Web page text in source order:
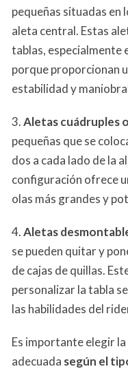
pequeñas situadas en
aleta central. Estas
tablas, especialmente
porque proporcionan
estabilidad y
3.Aletas cuádruples
pequeñas que se
dos a cada lado de la
configuración ofrece
olas más grandes y
4.Aletas
se pueden quitar y
de cajas de quillas.
personalizar la tabla
las habilidades del
Es importante elegir
adecuada según el